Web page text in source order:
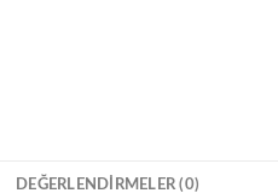
DEĞERLENDIRMELER (0)